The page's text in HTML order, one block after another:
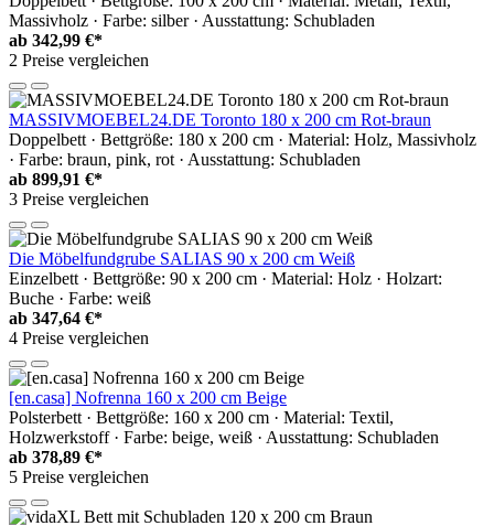
Massivholz · Farbe: silber · Ausstattung: Schubladen
ab 342,99 €*
2 Preise vergleichen
MASSIVMOEBEL24.DE Toronto 180 x 200 cm Rot-braun
Doppelbett · Bettgröße: 180 x 200 cm · Material: Holz, Massivholz
· Farbe: braun, pink, rot · Ausstattung: Schubladen
ab 899,91 €*
3 Preise vergleichen
Die Möbelfundgrube SALIAS 90 x 200 cm Weiß
Einzelbett · Bettgröße: 90 x 200 cm · Material: Holz · Holzart:
Buche · Farbe: weiß
ab 347,64 €*
4 Preise vergleichen
[en.casa] Nofrenna 160 x 200 cm Beige
Polsterbett · Bettgröße: 160 x 200 cm · Material: Textil,
Holzwerkstoff · Farbe: beige, weiß · Ausstattung: Schubladen
ab 378,89 €*
5 Preise vergleichen